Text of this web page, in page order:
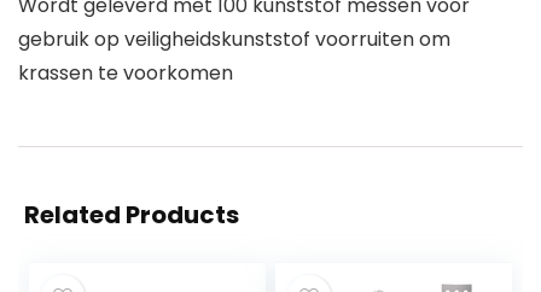
Wordt geleverd met 100 kunststof messen voor
gebruik op veiligheidskunststof voorruiten om
krassen te voorkomen
Related Products